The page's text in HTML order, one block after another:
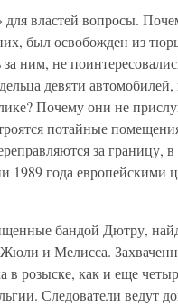
для властей вопросы.
был освобожден из
ним, не
девяти
Почему они не
потайные
за границу,
года европейскими
бандой Дютру,
и Мелисса.
в розыске, как и еще
Следователи ведут